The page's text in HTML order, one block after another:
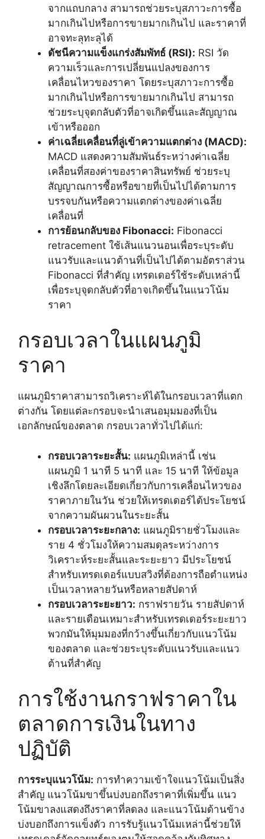
จากแถบกลาง สามารถช่วยระบุสภาวะการซื้อ
มากเกินไปหรือการขายมากเกินไป และราคาที่
อาจทะลุทะลุได้
ดัชนีความแข็งแกร่งสัมพัทธ์ (RSI): RSI วัด
ความเร็วและการเปลี่ยนแปลงของการ
เคลื่อนไหวของราคา โดยระบุสภาวะการซื้อ
มากเกินไปหรือการขายมากเกินไป สามารถ
ช่วยระบุจุดกลับตัวที่อาจเกิดขึ้นและสัญญาณ
เข้าหรือออก
ค่าเฉลี่ยเคลื่อนที่ลู่เข้าความแตกต่าง (MACD):
MACD แสดงความสัมพันธ์ระหว่างค่าเฉลี่ย
เคลื่อนที่สองค่าของราคาสินทรัพย์ ช่วยระบุ
สัญญาณการซื้อหรือขายที่เป็นไปได้ตามการ
บรรจบกันหรือความแตกต่างของค่าเฉลี่ย
เคลื่อนที่
การย้อนกลับของ Fibonacci: Fibonacci
retracement ใช้เส้นแนวนอนเพื่อระบุระดับ
แนวรับและแนวต้านที่เป็นไปได้ตามอัตราส่วน
Fibonacci ที่สำคัญ เทรดเดอร์ใช้ระดับเหล่านี้
เพื่อระบุจุดกลับตัวที่อาจเกิดขึ้นในแนวโน้ม
ราคา
กรอบเวลาในแผนภูมิ
ราคา
แผนภูมิราคาสามารถวิเคราะห์ได้ในกรอบเวลาที่แตก
ต่างกัน โดยแต่ละกรอบจะนำเสนอมุมมองที่เป็น
เอกลักษณ์ของตลาด กรอบเวลาทั่วไปได้แก่:
กรอบเวลาระยะสั้น: แผนภูมิเหล่านี้ เช่น
แผนภูมิ 1 นาที 5 นาที และ 15 นาที ให้ข้อมูล
เชิงลึกโดยละเอียดเกี่ยวกับการเคลื่อนไหวของ
ราคาภายในวัน ช่วยให้เทรดเดอร์ได้ประโยชน์
จากความผันผวนในระยะสั้น
กรอบเวลาระยะกลาง: แผนภูมิรายชั่วโมงและ
ราย 4 ชั่วโมงให้ความสมดุลระหว่างการ
วิเคราะห์ระยะสั้นและระยะยาว มีประโยชน์
สำหรับเทรดเดอร์แบบสวิงที่ต้องการถือตำแหน่ง
เป็นเวลาหลายวันหรือหลายสัปดาห์
กรอบเวลาระยะยาว: กราฟรายวัน รายสัปดาห์
และรายเดือนเหมาะสำหรับเทรดเดอร์ระยะยาว
พวกมันให้มุมมองที่กว้างขึ้นเกี่ยวกับแนวโน้ม
ของตลาด และช่วยระบุระดับแนวรับและแนว
ต้านที่สำคัญ
การใช้งานกราฟราคาใน
ตลาดการเงินในทาง
ปฏิบัติ
การระบุแนวโน้ม: การทำความเข้าใจแนวโน้มเป็นสิ่ง
สำคัญ แนวโน้มขาขึ้นบ่งบอกถึงราคาที่เพิ่มขึ้น แนว
โน้มขาลงแสดงถึงราคาที่ลดลง และแนวโน้มด้านข้าง
บ่งบอกถึงการแข็งตัว การรับรู้แนวโน้มเหล่านี้ช่วยให้